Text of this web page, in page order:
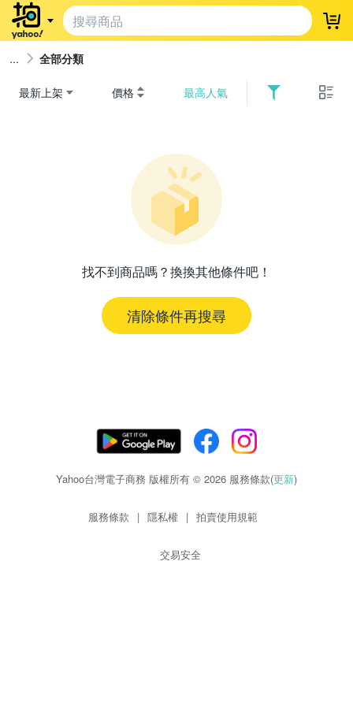
登
全部分類
最新上架 價格 最高人氣
找不到商品嗎？換換其他條件吧！
清除條件再搜尋
Yahoo台灣電子商務 版權所有 © 2026 服務條款(更新)
服務條款 | 隱私權 | 拍賣使用規範
交易安全